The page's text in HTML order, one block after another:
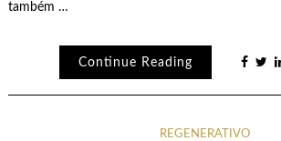
também …
Continue Reading
REGENERATIVO